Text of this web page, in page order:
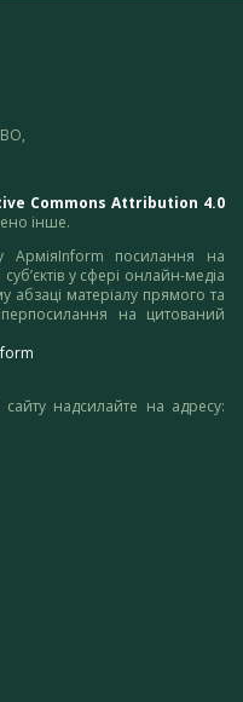
Commons Attribution 4.0
інше.
АрміяInform посилання на
у сфері онлайн-медіа
матеріалу прямого та
на цитований
надсилайте на адресу: